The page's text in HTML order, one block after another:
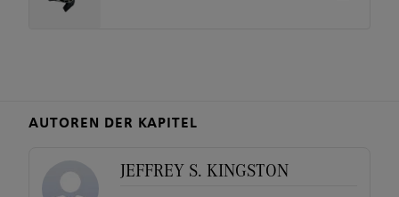
AUTOREN DER KAPITEL
JEFFREY S. KINGSTON